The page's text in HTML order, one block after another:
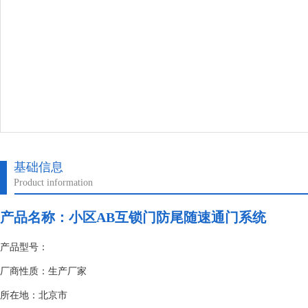
基础信息
Product information
产品名称： 小区AB互锁门防尾随速通门系统
产品型号：
厂商性质：生产厂家
所在地：北京市